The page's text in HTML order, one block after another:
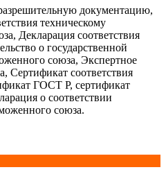
документацию,
техническому
Декларация соответствия
о государственной
союза, Экспертное
Сертификат соответствия
ГОСТ Р, сертификат
о соответствии
союза.